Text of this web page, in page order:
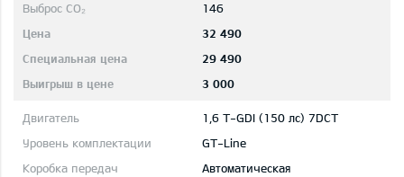
146
32 490
29 490
3 000
1,6 T-GDI (150 лс) 7DCT
GT-Line
Автоматическая